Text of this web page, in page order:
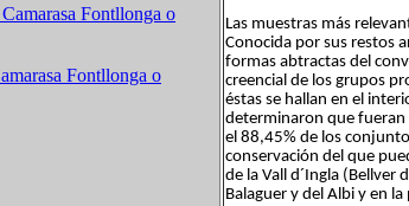
Fontllonga o
Fontllonga o
Las muestras más
Conocida por sus restos
formas abtractas del
creencial de los grupos
éstas se hallan en el
determinaron que fueran
el 88,45% de los
conservación del que
de la Vall d´Ingla (Bellver
Balaguer y del Albi y en